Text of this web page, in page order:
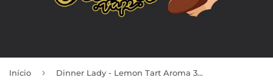
Início › Dinner Lady - Lemon Tart Aroma 30ml